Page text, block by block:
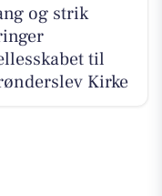
og strik
til
Kirke